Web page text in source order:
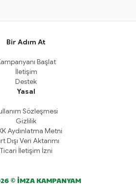
Bir Adım At
Başlat
İletişim
Destek
Yasal
Sözleşmesi
Gizlilik
Aydınlatma Metni
Dışı Veri Aktarımı
Ticari İletişim İzni
© İMZA KAMPANYAM